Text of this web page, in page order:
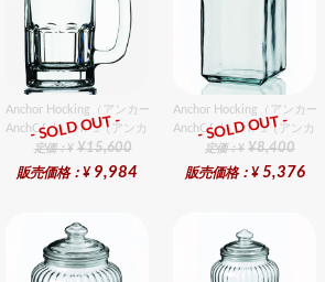
キング） スクウェアジャーS 6個入りセット
ッキング）
Anchor Hocking（アンカーホッキング） ビアマグ 1152U
AnchOR HockinG（アンカーホッキング）
定価：¥ ¥15,600
販売価格：¥ 9,984
- SOLD OUT -
Anchor Hocking（アンカー
AnchOR HockinG（アンカ
定価：¥ ¥8,400
販売価格：¥ 5,376
- SOLD OUT -